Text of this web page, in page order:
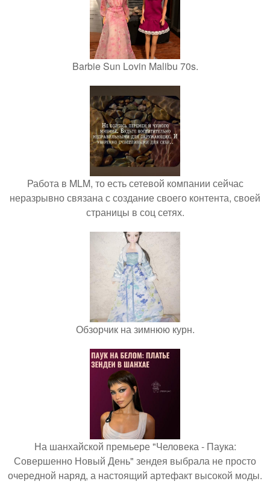
Barbie Sun Lovin Malibu 70s.
Работа в MLM, то есть сетевой компании сейчас
неразрывно связана с создание своего контента, своей
страницы в соц сетях.
Обзорчик на зимнюю курн.
На шанхайской премьере "Человека - Паука:
Совершенно Новый День" зендея выбрала не просто
очередной наряд, а настоящий артефакт высокой моды.